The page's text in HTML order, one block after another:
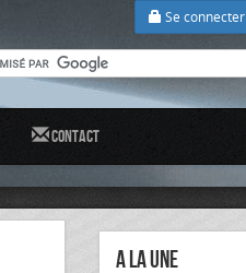
Se connecter
Contact
A la Une